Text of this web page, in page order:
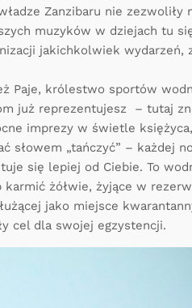
Zanzibaru nie zezwoliły
muzyków w dziejach tu
jakichkolwiek wydarzeń,
Paje, królestwo sportów
już reprezentujesz – tutaj
imprezy w świetle
słowem „tańczyć” – każdej
się lepiej od Ciebie. To
żółwie, żyjące w
jako miejsce
cel dla swojej egzystencji.